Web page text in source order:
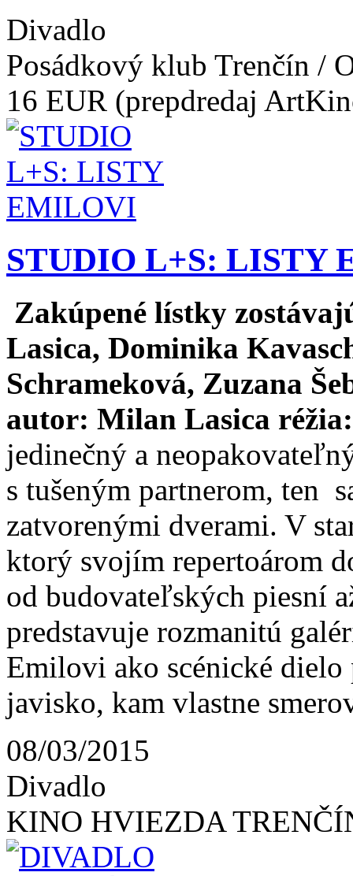
Divadlo
Posádkový klub Trenčín /
16 EUR (prepdredaj
STUDIO L+S: LISTY
Zakúpené lístky
Lasica, Dominika
Schrameková, Zuzana
autor: Milan Lasica
jedinečný a
s tušeným partnerom, ten
zatvorenými dverami. V
ktorý svojím repertoárom
od budovateľských piesní
predstavuje rozmanitú
Emilovi ako scénické
javisko, kam vlastne
08/03/2015
Divadlo
KINO HVIEZDA